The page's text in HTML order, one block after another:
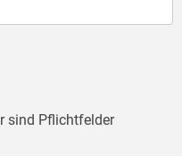
sind Pflichtfelder